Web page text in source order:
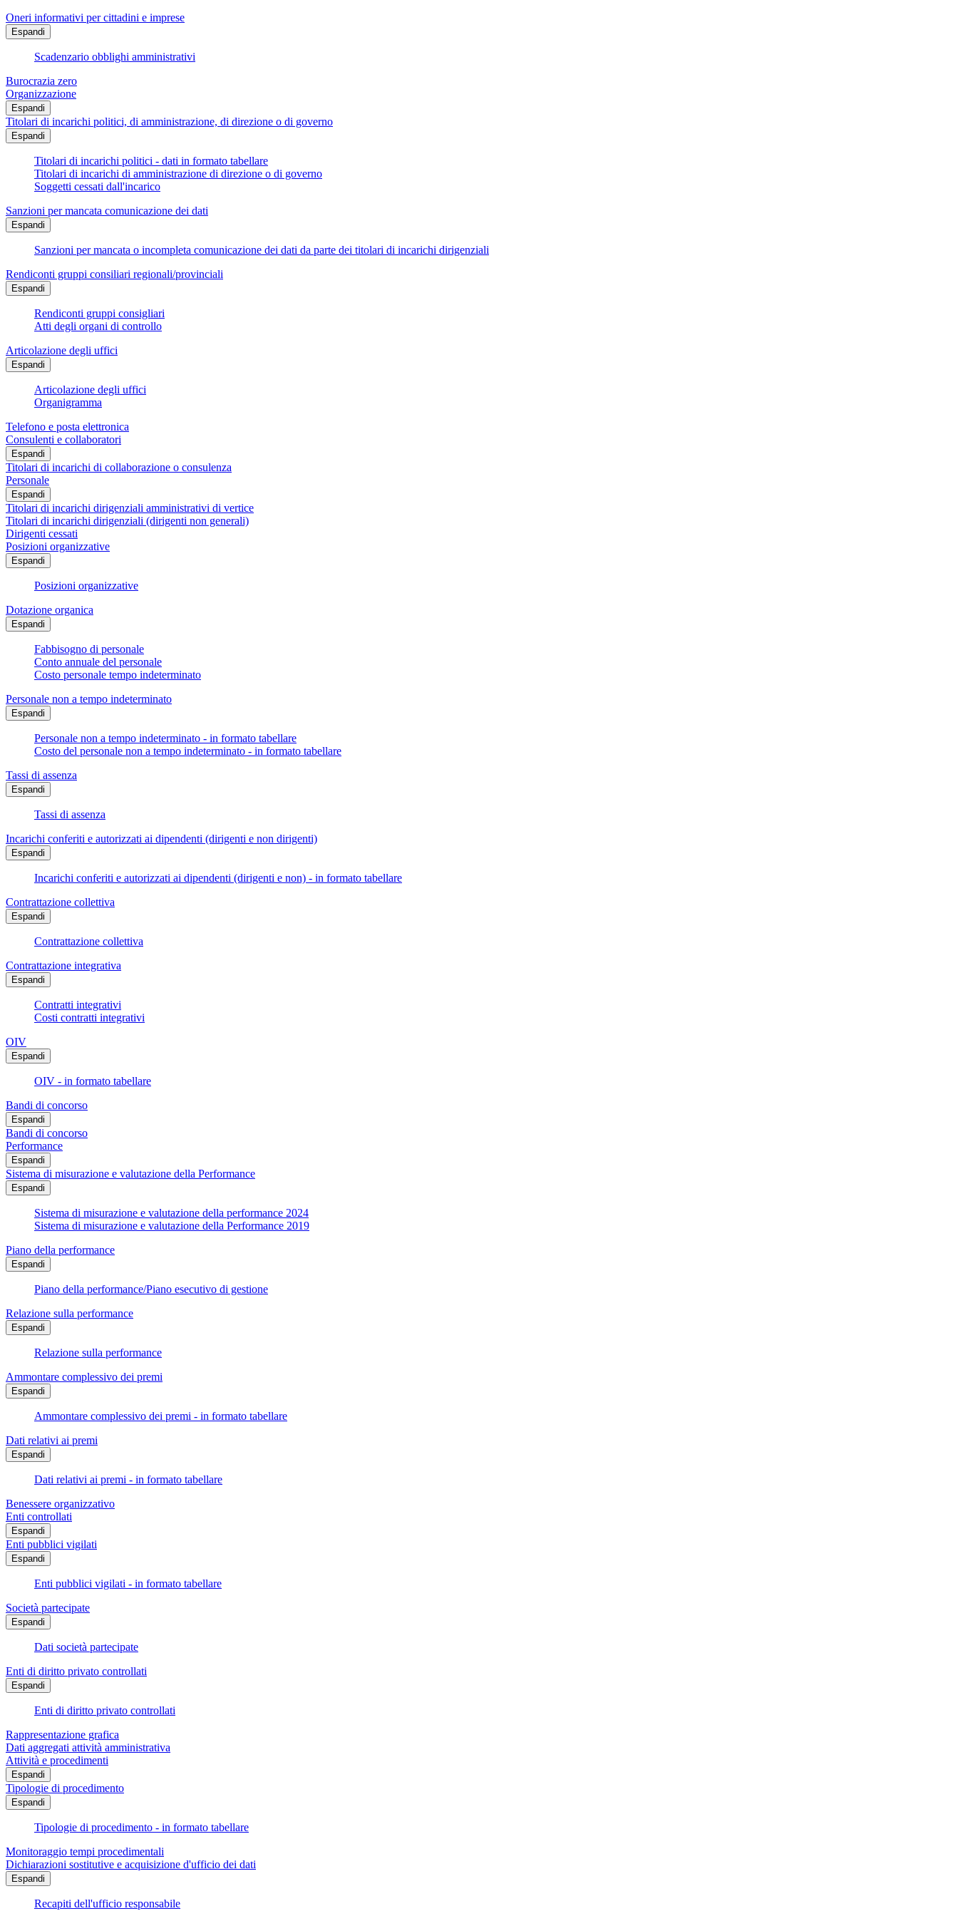
Oneri informativi per cittadini e imprese
Espandi
Scadenzario obblighi amministrativi
Burocrazia zero
Organizzazione
Espandi
Titolari di incarichi politici, di amministrazione, di direzione o di governo
Espandi
Titolari di incarichi politici - dati in formato tabellare
Titolari di incarichi di amministrazione di direzione o di governo
Soggetti cessati dall'incarico
Sanzioni per mancata comunicazione dei dati
Espandi
Sanzioni per mancata o incompleta comunicazione dei dati da parte dei titolari di incarichi dirigenziali
Rendiconti gruppi consiliari regionali/provinciali
Espandi
Rendiconti gruppi consigliari
Atti degli organi di controllo
Articolazione degli uffici
Espandi
Articolazione degli uffici
Organigramma
Telefono e posta elettronica
Consulenti e collaboratori
Espandi
Titolari di incarichi di collaborazione o consulenza
Personale
Espandi
Titolari di incarichi dirigenziali amministrativi di vertice
Titolari di incarichi dirigenziali (dirigenti non generali)
Dirigenti cessati
Posizioni organizzative
Espandi
Posizioni organizzative
Dotazione organica
Espandi
Fabbisogno di personale
Conto annuale del personale
Costo personale tempo indeterminato
Personale non a tempo indeterminato
Espandi
Personale non a tempo indeterminato - in formato tabellare
Costo del personale non a tempo indeterminato - in formato tabellare
Tassi di assenza
Espandi
Tassi di assenza
Incarichi conferiti e autorizzati ai dipendenti (dirigenti e non dirigenti)
Espandi
Incarichi conferiti e autorizzati ai dipendenti (dirigenti e non) - in formato tabellare
Contrattazione collettiva
Espandi
Contrattazione collettiva
Contrattazione integrativa
Espandi
Contratti integrativi
Costi contratti integrativi
OIV
Espandi
OIV - in formato tabellare
Bandi di concorso
Espandi
Bandi di concorso
Performance
Espandi
Sistema di misurazione e valutazione della Performance
Espandi
Sistema di misurazione e valutazione della performance 2024
Sistema di misurazione e valutazione della Performance 2019
Piano della performance
Espandi
Piano della performance/Piano esecutivo di gestione
Relazione sulla performance
Espandi
Relazione sulla performance
Ammontare complessivo dei premi
Espandi
Ammontare complessivo dei premi - in formato tabellare
Dati relativi ai premi
Espandi
Dati relativi ai premi - in formato tabellare
Benessere organizzativo
Enti controllati
Espandi
Enti pubblici vigilati
Espandi
Enti pubblici vigilati - in formato tabellare
Società partecipate
Espandi
Dati società partecipate
Enti di diritto privato controllati
Espandi
Enti di diritto privato controllati
Rappresentazione grafica
Dati aggregati attività amministrativa
Attività e procedimenti
Espandi
Tipologie di procedimento
Espandi
Tipologie di procedimento - in formato tabellare
Monitoraggio tempi procedimentali
Dichiarazioni sostitutive e acquisizione d'ufficio dei dati
Espandi
Recapiti dell'ufficio responsabile